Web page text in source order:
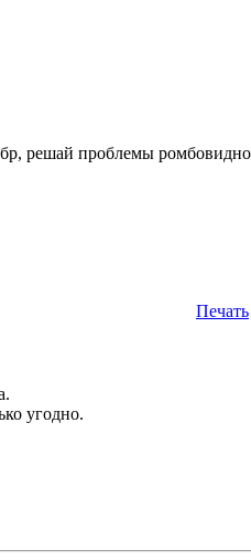
решай проблемы
Печать
угодно.